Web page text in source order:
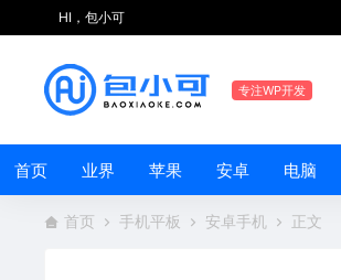
HI，包小可
专注WP开发
首页 业界 苹果 安卓 电脑
首页 手机平板 安卓手机 正文